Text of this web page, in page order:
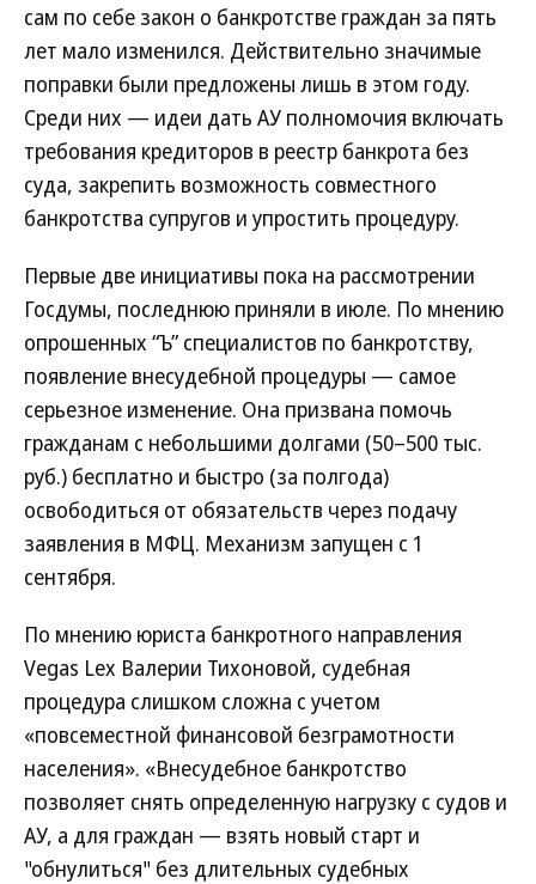
сам по себе закон о банкротстве граждан за пять
лет мало изменился. Действительно значимые
поправки были предложены лишь в этом году.
Среди них — идеи дать АУ полномочия включать
требования кредиторов в реестр банкрота без
суда, закрепить возможность совместного
банкротства супругов и упростить процедуру.
Первые две инициативы пока на рассмотрении
Госдумы, последнюю приняли в июле. По мнению
опрошенных “Ъ” специалистов по банкротству,
появление внесудебной процедуры — самое
серьезное изменение. Она призвана помочь
гражданам с небольшими долгами (50–500 тыс.
руб.) бесплатно и быстро (за полгода)
освободиться от обязательств через подачу
заявления в МФЦ. Механизм запущен с 1
сентября.
По мнению юриста банкротного направления
Vegas Lex Валерии Тихоновой, судебная
процедура слишком сложна с учетом
«повсеместной финансовой безграмотности
населения». «Внесудебное банкротство
позволяет снять определенную нагрузку с судов и
АУ, а для граждан — взять новый старт и
"обнулиться" без длительных судебных